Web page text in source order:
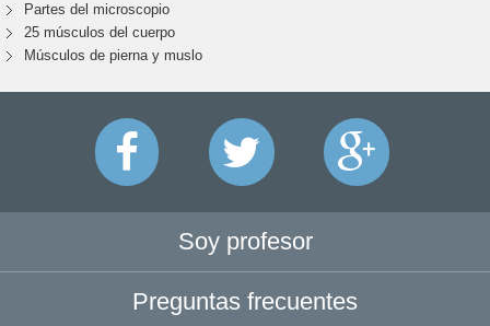
Partes del microscopio
25 músculos del cuerpo
Músculos de pierna y muslo
Soy profesor
Preguntas frecuentes